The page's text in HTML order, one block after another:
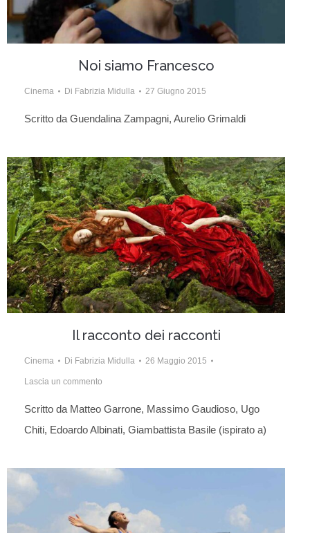
Noi siamo Francesco
Cinema Di Fabrizia Midulla 27 Giugno 2015
Scritto da Guendalina Zampagni, Aurelio Grimaldi
Il racconto dei racconti
Cinema Di Fabrizia Midulla 26 Maggio 2015
Lascia un commento
Scritto da Matteo Garrone, Massimo Gaudioso, Ugo
Chiti, Edoardo Albinati, Giambattista Basile (ispirato a)